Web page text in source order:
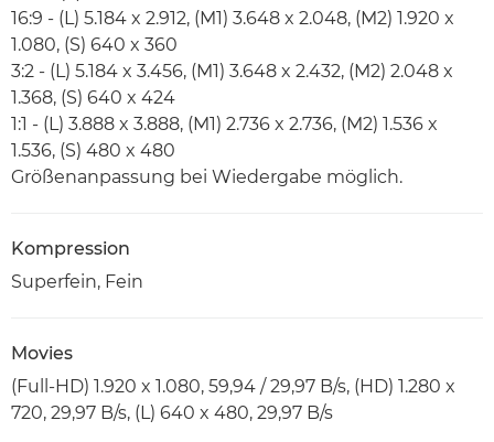
16:9 - (L) 5.184 x 2.912, (M1) 3.648 x 2.048, (M2) 1.920 x
1.080, (S) 640 x 360
3:2 - (L) 5.184 x 3.456, (M1) 3.648 x 2.432, (M2) 2.048 x
1.368, (S) 640 x 424
1:1 - (L) 3.888 x 3.888, (M1) 2.736 x 2.736, (M2) 1.536 x
1.536, (S) 480 x 480
Größenanpassung bei Wiedergabe möglich.
Kompression
Superfein, Fein
Movies
(Full-HD) 1.920 x 1.080, 59,94 / 29,97 B/s, (HD) 1.280 x
720, 29,97 B/s, (L) 640 x 480, 29,97 B/s